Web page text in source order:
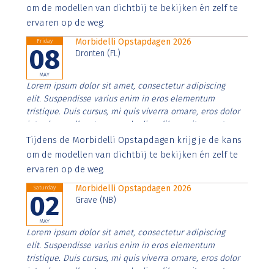
imperdiet. Nunc ut sem vitae risus tristique posuere.
om de modellen van dichtbij te bekijken én zelf te
ervaren op de weg.
Friday
08
MAY
Morbidelli Opstapdagen 2026
Dronten (FL)
Lorem ipsum dolor sit amet, consectetur adipiscing
elit. Suspendisse varius enim in eros elementum
tristique. Duis cursus, mi quis viverra ornare, eros dolor
interdum nulla, ut commodo diam libero vitae erat.
Aenean faucibus nibh et justo cursus id rutrum lorem
imperdiet. Nunc ut sem vitae risus tristique posuere.
Tijdens de Morbidelli Opstapdagen krijg je de kans
om de modellen van dichtbij te bekijken én zelf te
ervaren op de weg.
Saturday
02
MAY
Morbidelli Opstapdagen 2026
Grave (NB)
Lorem ipsum dolor sit amet, consectetur adipiscing
elit. Suspendisse varius enim in eros elementum
tristique. Duis cursus, mi quis viverra ornare, eros dolor
interdum nulla, ut commodo diam libero vitae erat.